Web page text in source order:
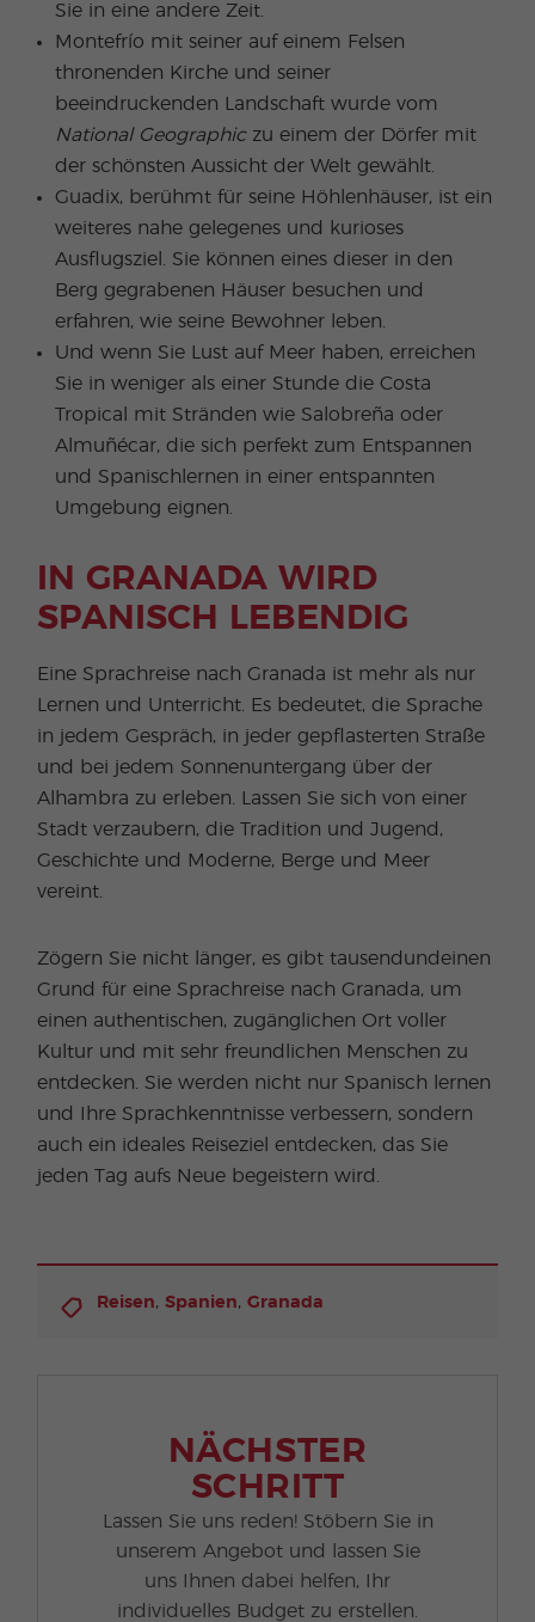
Sie in eine andere Zeit.
Montefrío mit seiner auf einem Felsen
thronenden Kirche und seiner
beeindruckenden Landschaft wurde vom
National Geographiczu einem der Dörfer mit
der schönsten Aussicht der Welt gewählt.
Guadix, berühmt für seine Höhlenhäuser, ist ein
weiteres nahe gelegenes und kurioses
Ausflugsziel. Sie können eines dieser in den
Berg gegrabenen Häuser besuchen und
erfahren, wie seine Bewohner leben.
Und wenn Sie Lust auf Meer haben, erreichen
Sie in weniger als einer Stunde die Costa
Tropical mit Stränden wie Salobreña oder
Almuñécar, die sich perfekt zum Entspannen
und Spanischlernen in einer entspannten
Umgebung eignen.
IN GRANADA WIRD
SPANISCH LEBENDIG
Eine Sprachreise nach Granada ist mehr als nur
Lernen und Unterricht. Es bedeutet, die Sprache
in jedem Gespräch, in jeder gepflasterten Straße
und bei jedem Sonnenuntergang über der
Alhambra zu erleben. Lassen Sie sich von einer
Stadt verzaubern, die Tradition und Jugend,
Geschichte und Moderne, Berge und Meer
vereint.
Zögern Sie nicht länger, es gibt tausendundeinen
Grund für eine Sprachreise nach Granada, um
einen authentischen, zugänglichen Ort voller
Kultur und mit sehr freundlichen Menschen zu
entdecken. Sie werden nicht nur Spanisch lernen
und Ihre Sprachkenntnisse verbessern, sondern
auch ein ideales Reiseziel entdecken, das Sie
jeden Tag aufs Neue begeistern wird.
Reisen, Spanien, Granada
NÄCHSTER
SCHRITT
Lassen Sie uns reden! Stöbern Sie in
unserem Angebot und lassen Sie
uns Ihnen dabei helfen, Ihr
individuelles Budget zu erstellen.